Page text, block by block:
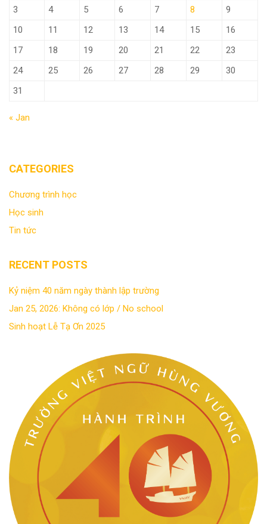
3
4 5 6 7 8
9
10
11 12 13 14 15
16
17
18 19 20 21 22
23
24
25 26 27 28 29
30
31
« Jan
CATEGORIES
Chương trình học
Học sinh
Tin tức
RECENT POSTS
Kỷ niệm 40 năm ngày thành lập trường
Jan 25, 2026: Không có lớp / No school
Sinh hoạt Lễ Tạ Ơn 2025